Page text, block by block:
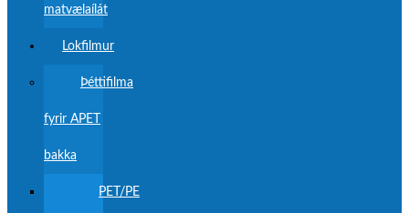
matvælaílát
Lokfilmur
Þéttifilma
fyrir APET
bakka
PET/PE